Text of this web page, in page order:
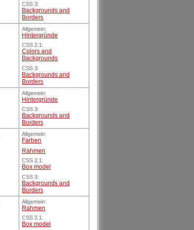
CSS 3:
Backgrounds and
Borders
Allgemein:
Hintergründe
CSS 2.1:
Colors and
Backgrounds
CSS 3:
Backgrounds and
Borders
Allgemein:
Hintergründe
CSS 3:
Backgrounds and
Borders
Allgemein:
Farben
Rahmen
CSS 2.1:
Box model
CSS 3:
Backgrounds and
Borders
Allgemein:
Rahmen
CSS 2.1:
Box model